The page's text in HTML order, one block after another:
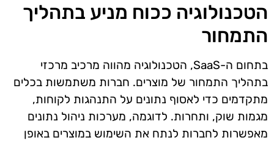
הטכנולוגיה ככוח מניע בתהליך
התמחור
בתחום ה-SaaS, הטכנולוגיה מהווה מרכיב מרכזי
בתהליך התמחור של מוצרים. חברות משתמשות בכלים
מתקדמים כדי לאסוף נתונים על התנהגות לקוחות,
מגמות שוק, ותחרות. לדוגמה, מערכות ניהול נתונים
מאפשרות לחברות לנתח את השימוש במוצרים באופן